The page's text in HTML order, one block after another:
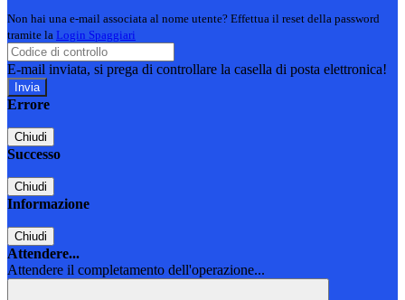
Non hai una e-mail associata al nome utente? Effettua il reset della password
tramite la Login Spaggiari
E-mail inviata, si prega di controllare la casella di posta elettronica!
Errore
Chiudi
Successo
Chiudi
Informazione
Chiudi
Attendere...
Attendere il completamento dell'operazione...